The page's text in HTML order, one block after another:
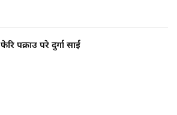
फेरि पक्राउ परे दुर्गा प्रसाईं